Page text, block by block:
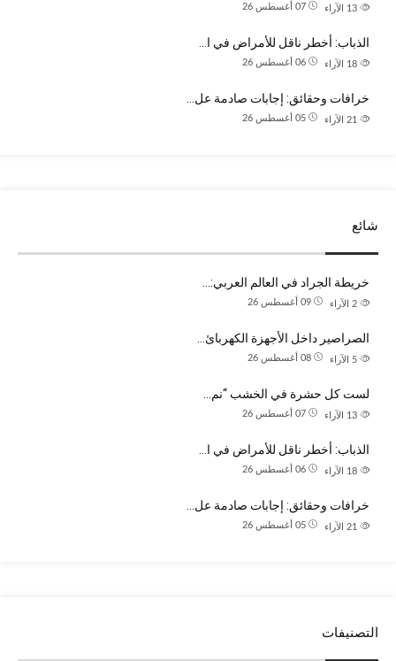
07 أغسطس 26 الآراء
الذباب: أخطر ناقل للأمراض في ا…
06 أغسطس 26 الآراء
خرافات وحقائق: إجابات صادمة عل…
05 أغسطس 26 الآراء
شائع
خريطة الجراد في العالم العربي:…
09 أغسطس 26 الآراء
الصراصير داخل الأجهزة الكهربائ…
08 أغسطس 26 الآراء
لست كل حشرة في الخشب “نم…
07 أغسطس 26 الآراء
الذباب: أخطر ناقل للأمراض في ا…
06 أغسطس 26 الآراء
خرافات وحقائق: إجابات صادمة عل…
05 أغسطس 26 الآراء
التصنيفات